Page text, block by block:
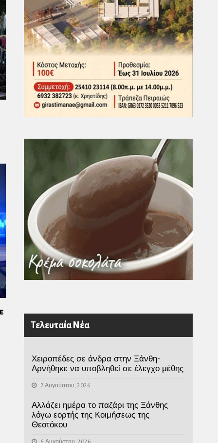
Τελευταία Νέα
Χειροπέδες σε άνδρα στην Ξάνθη-
Αρνήθηκε να υποβληθεί σε έλεγχο μέθης
7 Αυγούστου, 2026
Αλλάζει ημέρα το παζάρι της Ξάνθης
λόγω εορτής της Κοιμήσεως της
Θεοτόκου
6 Αυγούστου, 2026